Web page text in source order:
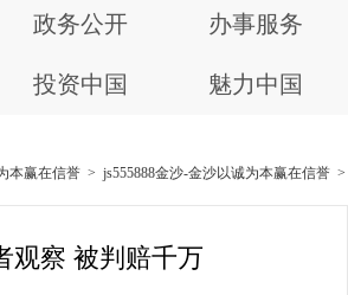
政务公开 办事服务
投资中国 魅力中国
本赢在信誉 > js555888金沙-金沙以诚为本赢在信誉
观察 被判赔千万